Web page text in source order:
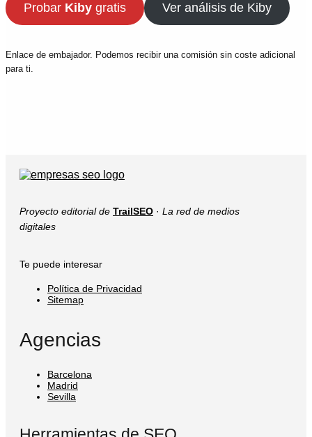
Probar Kibygratis Ver análisis de Kiby
Enlace de embajador. Podemos recibir una comisión sin coste adicional
para ti.
Proyecto editorial de TrailSEO · La red de medios
digitales
Te puede interesar
Política de Privacidad
Sitemap
Agencias
Barcelona
Madrid
Sevilla